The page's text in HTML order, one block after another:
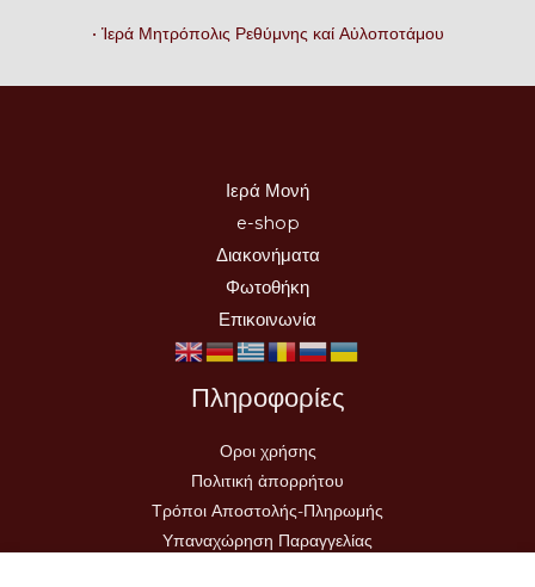
• Ἱερά Μητρόπολις Ρεθύμνης καί Αὐλοποτάμου
Ιερά Μονή
e-shop
Διακονήματα
Φωτοθήκη
Επικοινωνία
Πληροφορίες
Οροι χρήσης
Πολιτική ἀπορρήτου
Τρόποι Αποστολής-Πληρωμής
Υπαναχώρηση Παραγγελίας